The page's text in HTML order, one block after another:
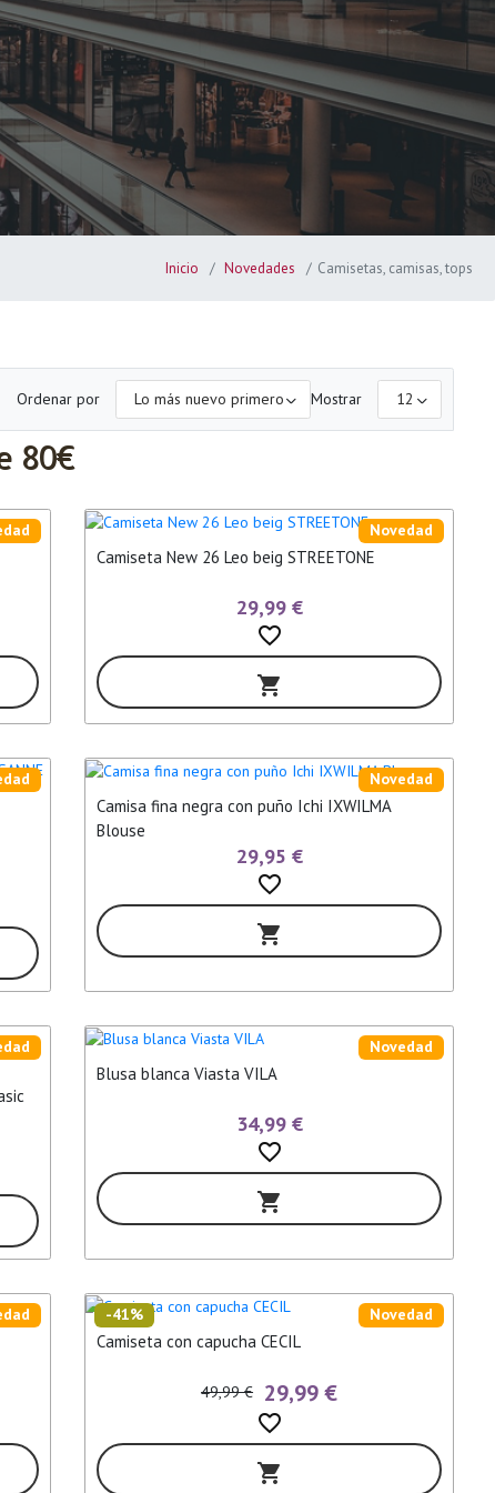
Inicio Novedades Camisetas, camisas, tops
Ordenar por Mostrar
80€
Camiseta New 26 Leo beig STREETONE
Novedad
29,99 €
favorite_border
shopping_cart
Camisa fina negra con puño Ichi IXWILMA
Blouse
Novedad
29,95 €
favorite_border
shopping_cart
Blusa blanca Viasta VILA
Novedad
34,99 €
favorite_border
shopping_cart
Camiseta con capucha CECIL
Novedad
-41%
49,99 € 29,99 €
favorite_border
shopping_cart